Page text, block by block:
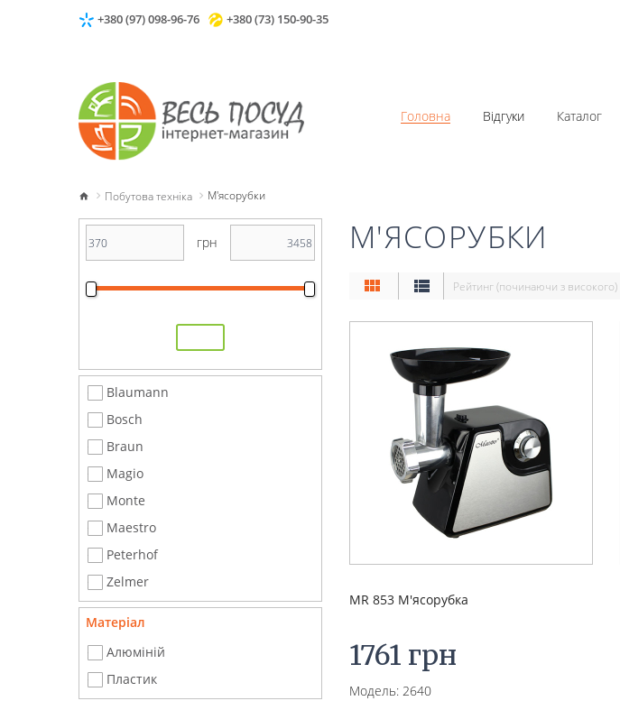
+380 (97) 098-96-76 +380 (73) 150-90-35
Головна Відгуки Каталог
Побутова техніка М'ясорубки
грн
Blaumann
Bosch
Braun
Magio
Monte
Mаеstro
Peterhof
Zelmer
Матеріал
Алюміній
Пластик
М'ЯСОРУБКИ
Рейтинг (починаючи з високого)
MR 853 М'ясорубка
1761 грн
Модель: 2640